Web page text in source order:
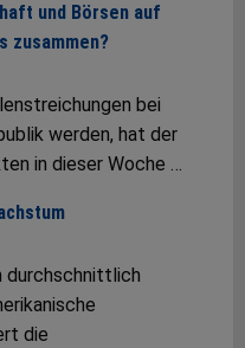
und Börsen auf
zusammen?
bei
werden, hat der
in dieser Woche …
durchschnittlich
die